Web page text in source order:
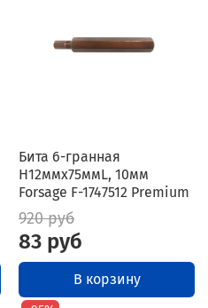
Бита 6-гранная
H12ммх75ммL, 10мм
Forsage F-1747512 Premium
920 руб
83 руб
В корзину